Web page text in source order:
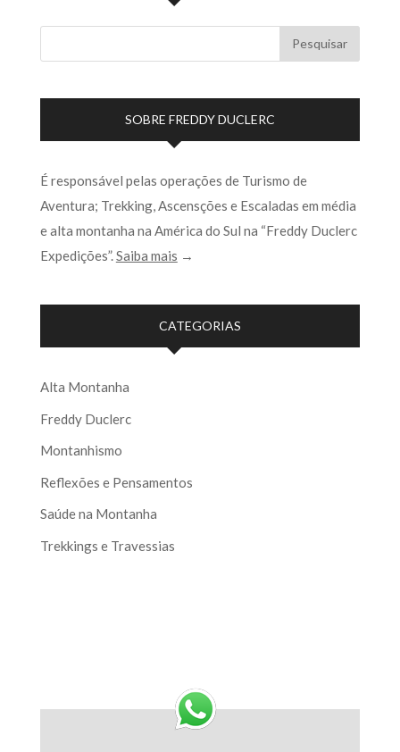
SOBRE FREDDY DUCLERC
É responsável pelas operações de Turismo de
Aventura; Trekking, Ascensções e Escaladas em média
e alta montanha na América do Sul na “Freddy Duclerc
Expedições”.Saiba mais →
CATEGORIAS
Alta Montanha
Freddy Duclerc
Montanhismo
Reflexões e Pensamentos
Saúde na Montanha
Trekkings e Travessias